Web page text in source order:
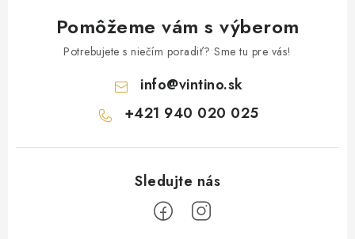
Pomôžeme vám s výberom
Potrebujete s niečím poradiť? Sme tu pre vás!
info@vintino.sk
+421 940 020 025